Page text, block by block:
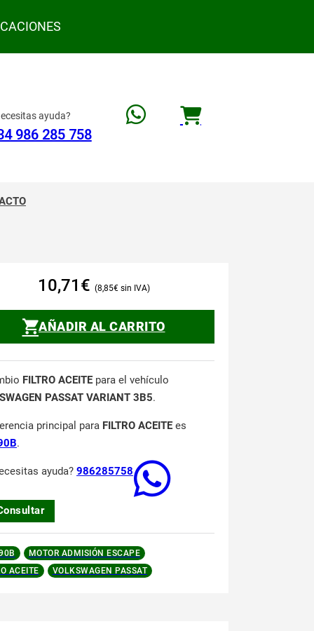
ayuda?
986 285 758
10,71 € 8,85€
AÑADIR AL CARRITO
FILTRO ACEITE para el vehículo
PASSAT VARIANT 3B5.
principal para FILTRO ACEITE es
.
ayuda? 986285758
MOTOR ADMISIÓN ESCAPE
ACEITE
VOLKSWAGEN PASSAT